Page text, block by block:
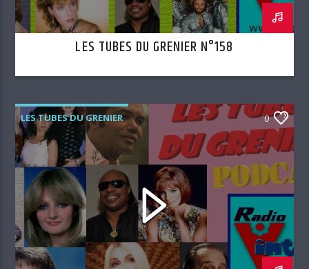
LES TUBES DU GRENIER N°158
LES TUBES DU GRENIER 0